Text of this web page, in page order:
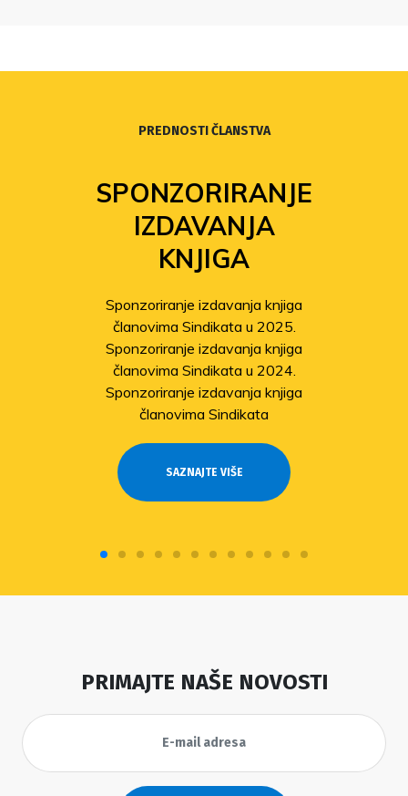
PREDNOSTI ČLANSTVA
SPONZORIRANJE
IZDAVANJA
KNJIGA
Sponzoriranje izdavanja knjiga
članovima Sindikata u 2025.
Sponzoriranje izdavanja knjiga
članovima Sindikata u 2024.
Sponzoriranje izdavanja knjiga
članovima Sindikata
SAZNAJTE VIŠE
PRIMAJTE NAŠE NOVOSTI